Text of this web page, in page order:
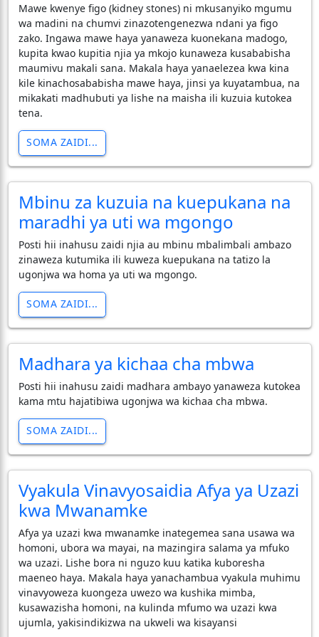
​Mawe kwenye figo (kidney stones) ni mkusanyiko mgumu
wa madini na chumvi zinazotengenezwa ndani ya figo
zako. Ingawa mawe haya yanaweza kuonekana madogo,
kupita kwao kupitia njia ya mkojo kunaweza kusababisha
maumivu makali sana. Makala haya yanaelezea kwa kina
kile kinachosababisha mawe haya, jinsi ya kuyatambua, na
mikakati madhubuti ya lishe na maisha ili kuzuia kutokea
tena.
SOMA ZAIDI...
Mbinu za kuzuia na kuepukana na
maradhi ya uti wa mgongo
Posti hii inahusu zaidi njia au mbinu mbalimbali ambazo
zinaweza kutumika ili kuweza kuepukana na tatizo la
ugonjwa wa homa ya uti wa mgongo.
SOMA ZAIDI...
Madhara ya kichaa cha mbwa
Posti hii inahusu zaidi madhara ambayo yanaweza kutokea
kama mtu hajatibiwa ugonjwa wa kichaa cha mbwa.
SOMA ZAIDI...
Vyakula Vinavyosaidia Afya ya Uzazi
kwa Mwanamke
​Afya ya uzazi kwa mwanamke inategemea sana usawa wa
homoni, ubora wa mayai, na mazingira salama ya mfuko
wa uzazi. Lishe bora ni nguzo kuu katika kuboresha
maeneo haya. Makala haya yanachambua vyakula muhimu
vinavyoweza kuongeza uwezo wa kushika mimba,
kusawazisha homoni, na kulinda mfumo wa uzazi kwa
ujumla, yakisindikizwa na ukweli wa kisayansi